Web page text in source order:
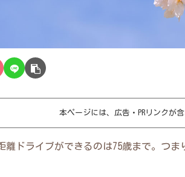
本ページには、広告・PRリンクが
離ドライブができるのは75歳まで。つ